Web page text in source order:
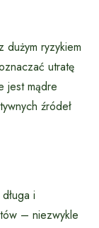
dużym ryzykiem
utratę
jest mądre
źródeł
i
– niezwykle